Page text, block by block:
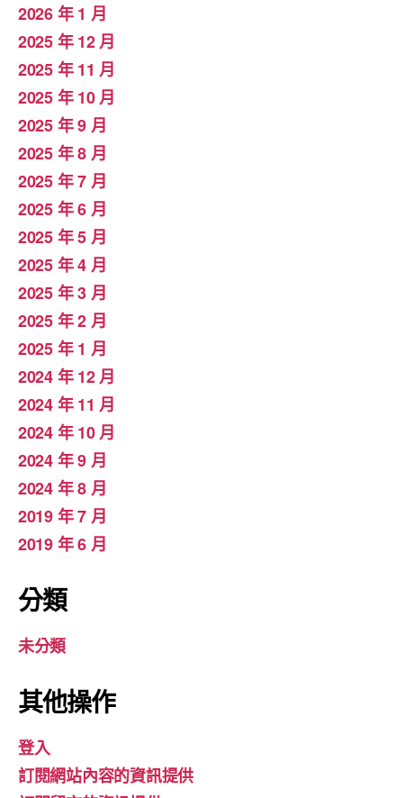
2026 年 1 月
2025 年 12 月
2025 年 11 月
2025 年 10 月
2025 年 9 月
2025 年 8 月
2025 年 7 月
2025 年 6 月
2025 年 5 月
2025 年 4 月
2025 年 3 月
2025 年 2 月
2025 年 1 月
2024 年 12 月
2024 年 11 月
2024 年 10 月
2024 年 9 月
2024 年 8 月
2019 年 7 月
2019 年 6 月
分類
未分類
其他操作
登入
訂閱網站內容的資訊提供